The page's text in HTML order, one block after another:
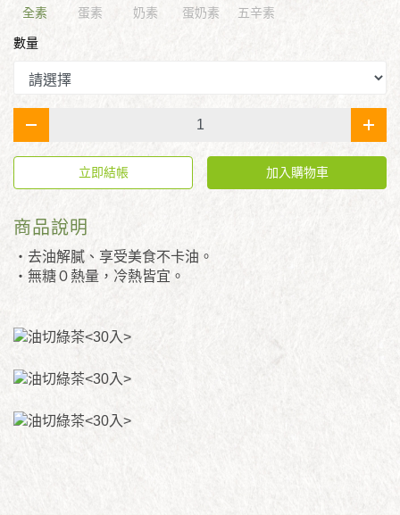
全素 蛋素 奶素 蛋奶素 五辛素
數量
- +
立即結帳 加入購物車
商品說明
‧去油解膩、享受美食不卡油。
‧無糖０熱量，冷熱皆宜。